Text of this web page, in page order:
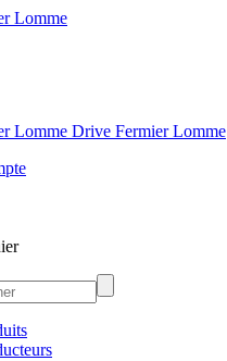
Drive Fermier Lomme